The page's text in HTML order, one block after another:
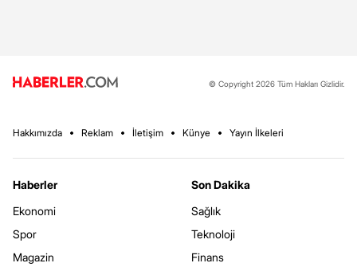
© Copyright 2026 Tüm Hakları Gizlidir.
Hakkımızda Reklam İletişim Künye Yayın İlkeleri
Haberler
Ekonomi
Spor
Magazin
Son Dakika
Sağlık
Teknoloji
Finans